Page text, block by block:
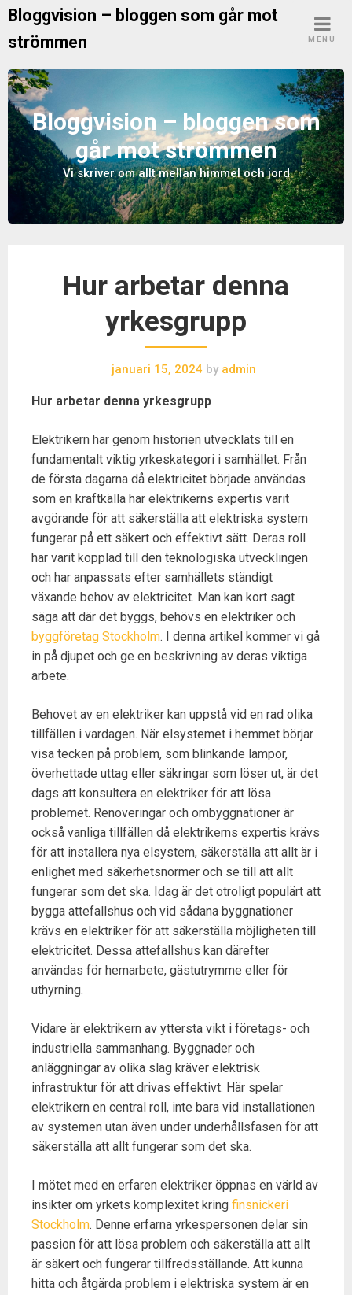
Bloggvision – bloggen som går mot
strömmen
MENU
Bloggvision – bloggen som
går mot strömmen
Vi skriver om allt mellan himmel och jord
Hur arbetar denna
yrkesgrupp
januari 15, 2024 by admin
Hur arbetar denna yrkesgrupp
Elektrikern har genom historien utvecklats till en
fundamentalt viktig yrkeskategori i samhället. Från
de första dagarna då elektricitet började användas
som en kraftkälla har elektrikerns expertis varit
avgörande för att säkerställa att elektriska system
fungerar på ett säkert och effektivt sätt. Deras roll
har varit kopplad till den teknologiska utvecklingen
och har anpassats efter samhällets ständigt
växande behov av elektricitet. Man kan kort sagt
säga att där det byggs, behövs en elektriker och
byggföretag Stockholm. I denna artikel kommer vi gå
in på djupet och ge en beskrivning av deras viktiga
arbete.
Behovet av en elektriker kan uppstå vid en rad olika
tillfällen i vardagen. När elsystemet i hemmet börjar
visa tecken på problem, som blinkande lampor,
överhettade uttag eller säkringar som löser ut, är det
dags att konsultera en elektriker för att lösa
problemet. Renoveringar och ombyggnationer är
också vanliga tillfällen då elektrikerns expertis krävs
för att installera nya elsystem, säkerställa att allt är i
enlighet med säkerhetsnormer och se till att allt
fungerar som det ska. Idag är det otroligt populärt att
bygga attefallshus och vid sådana byggnationer
krävs en elektriker för att säkerställa möjligheten till
elektricitet. Dessa attefallshus kan därefter
användas för hemarbete, gästutrymme eller för
uthyrning.
Vidare är elektrikern av yttersta vikt i företags- och
industriella sammanhang. Byggnader och
anläggningar av olika slag kräver elektrisk
infrastruktur för att drivas effektivt. Här spelar
elektrikern en central roll, inte bara vid installationen
av systemen utan även under underhållsfasen för att
säkerställa att allt fungerar som det ska.
I mötet med en erfaren elektriker öppnas en värld av
insikter om yrkets komplexitet kring finsnickeri
Stockholm. Denne erfarna yrkespersonen delar sin
passion för att lösa problem och säkerställa att allt
är säkert och fungerar tillfredsställande. Att kunna
hitta och åtgärda problem i elektriska system är en